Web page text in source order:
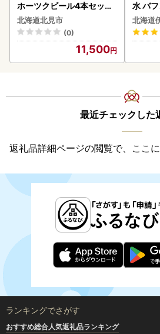
ホーツクビール4本セット
( 飲料 飲み物 お酒 ビール
クラフトビール 瓶ビール
贈答 ギフト 贈り物 お中元
御中元 お歳暮 御歳暮 お祝
い プレゼント モルトビー
北海道北見市
(0)
11,500
水 バ
ク 計
付き》
海の幸
司 濃
取り寄
北海道
最近チェックした
返礼品詳細ページの閲覧で、ここ
ランキングでさがす
おすすめ総合人気返礼品ランキング